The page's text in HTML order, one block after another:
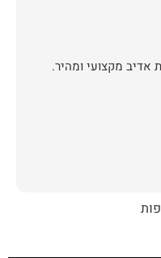
אדיב מקצועי ומהיר.